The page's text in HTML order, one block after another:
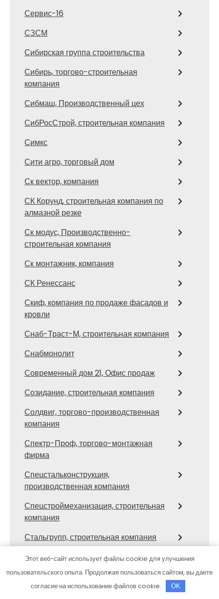
Сервис-16
СЗСМ
Сибирская группа строительства
Сибирь, торгово-строительная
компания
Сибмаш, Производственный цех
СибРосСтрой, строительная компания
Симкс
Сити агро, торговый дом
Ск вектор, компания
СК Корунд, строительная компания по
алмазной резке
Ск модус, Производственно-
строительная компания
Ск монтажник, компания
СК Ренессанс
Скиф, компания по продаже фасадов и
кровли
Снаб-Траст-М, строительная компания
Снабмонолит
Современный дом 21, Офис продаж
Созидание, строительная компания
Солдвиг, торгово-производственная
компания
Спектр-Проф, торгово-монтажная
фирма
Спецстальконструкция,
производственная компания
Спецстроймеханизация, строительная
компания
Стальгрупп, строительная компания
Стальмет, производственная
строительно-монтажная компания
Стил-Строй, строительная компания
Этот веб-сайт использует файлы cookie для улучшения
пользовательского опыта. Продолжая пользоваться сайтом, вы даете
согласие на использование файлов cookie.
OK